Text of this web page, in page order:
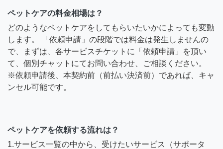
ペットケアの料金相場は？
どのようなペットケアをしてもらいたいかによっても変動
します。 「依頼申請」の段階では料金は発生しませんの
で、まずは、各サービスチケットに「依頼申請」を頂い
て、個別チャットにてお問い合わせ、ご相談ください。
※依頼申請後、本契約前（前払い決済前）であれば、キャ
ンセル可能です。
ペットケアを依頼する流れは？
1.サービス一覧の中から、受けたいサービス（サポータ